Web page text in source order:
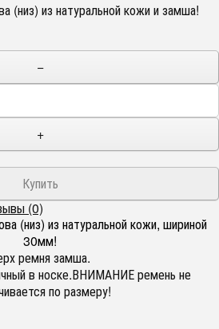
(низ) из натуральной кожи и замша!
−
+
(0)
(низ) из натуральной кожи, шириной
30мм!
ремня замша.
в носке.ВНИМАНИЕ ремень не
по размеру!